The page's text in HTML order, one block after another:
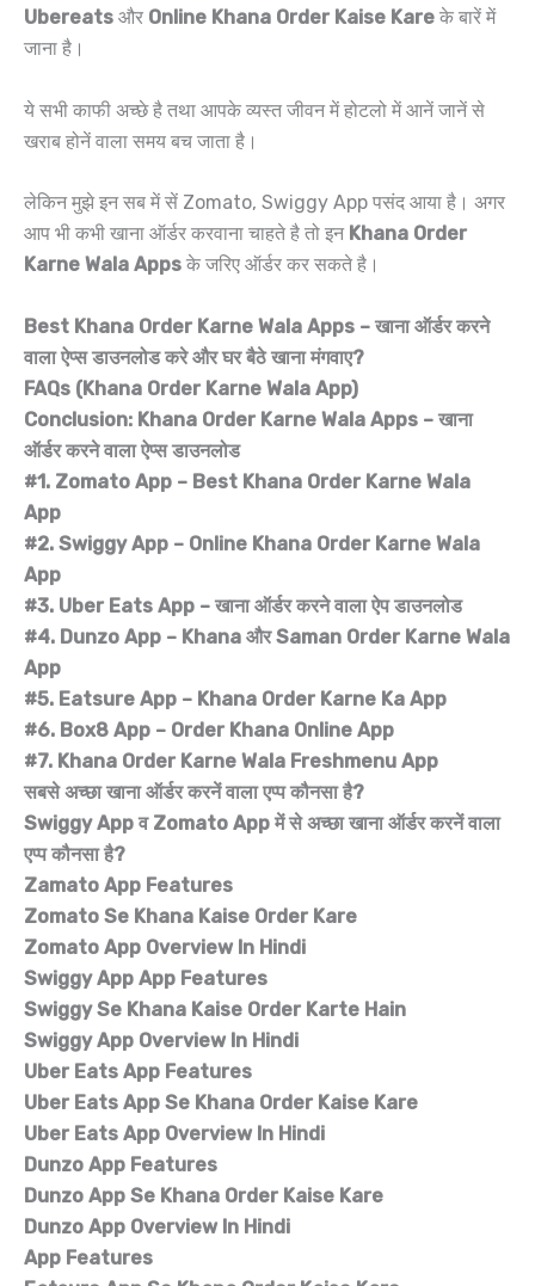
Ubereats और Online Khana Order Kaise Kare के बारें में
जाना है।
ये सभी काफी अच्छे है तथा आपके व्यस्त जीवन में होटलो में आनें जानें से
खराब होनें वाला समय बच जाता है।
लेकिन मुझे इन सब में सें Zomato, Swiggy App पसंद आया है। अगर
आप भी कभी खाना ऑर्डर करवाना चाहते है तो इन Khana Order
Karne Wala Apps के जरिए ऑर्डर कर सकते है।
Best Khana Order Karne Wala Apps – खाना ऑर्डर करने
वाला ऐप्स डाउनलोड करे और घर बैठे खाना मंगवाए?
FAQs (Khana Order Karne Wala App)
Conclusion: Khana Order Karne Wala Apps – खाना
ऑर्डर करने वाला ऐप्स डाउनलोड
#1. Zomato App – Best Khana Order Karne Wala
App
#2. Swiggy App – Online Khana Order Karne Wala
App
#3. Uber Eats App – खाना ऑर्डर करने वाला ऐप डाउनलोड
#4. Dunzo App – Khana और Saman Order Karne Wala
App
#5. Eatsure App – Khana Order Karne Ka App
#6. Box8 App – Order Khana Online App
#7. Khana Order Karne Wala Freshmenu App
सबसे अच्छा खाना ऑर्डर करनें वाला एप्प कौनसा है?
Swiggy App व Zomato App में से अच्छा खाना ऑर्डर करनें वाला
एप्प कौनसा है?
Zamato App Features
Zomato Se Khana Kaise Order Kare
Zomato App Overview In Hindi
Swiggy App App Features
Swiggy Se Khana Kaise Order Karte Hain
Swiggy App Overview In Hindi
Uber Eats App Features
Uber Eats App Se Khana Order Kaise Kare
Uber Eats App Overview In Hindi
Dunzo App Features
Dunzo App Se Khana Order Kaise Kare
Dunzo App Overview In Hindi
App Features